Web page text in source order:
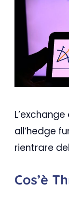
all’hedge
rientrare
Cos’è